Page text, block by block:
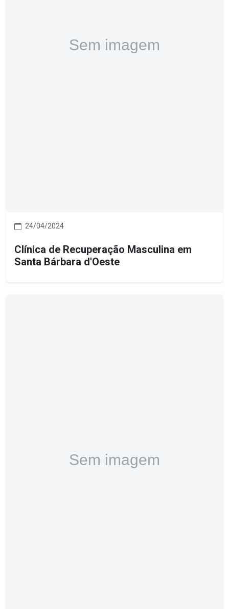
24/04/2024
Clínica de Recuperação Masculina em
Santa Bárbara d'Oeste